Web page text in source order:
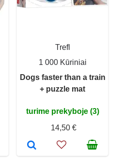
Trefl
1 000 Kūriniai
Dogs faster than a train
+ puzzle mat
turime prekyboje (3)
14,50 €